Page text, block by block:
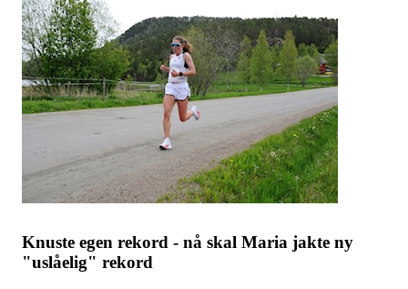
Knuste egen rekord - nå skal Maria jakte ny
"uslåelig" rekord